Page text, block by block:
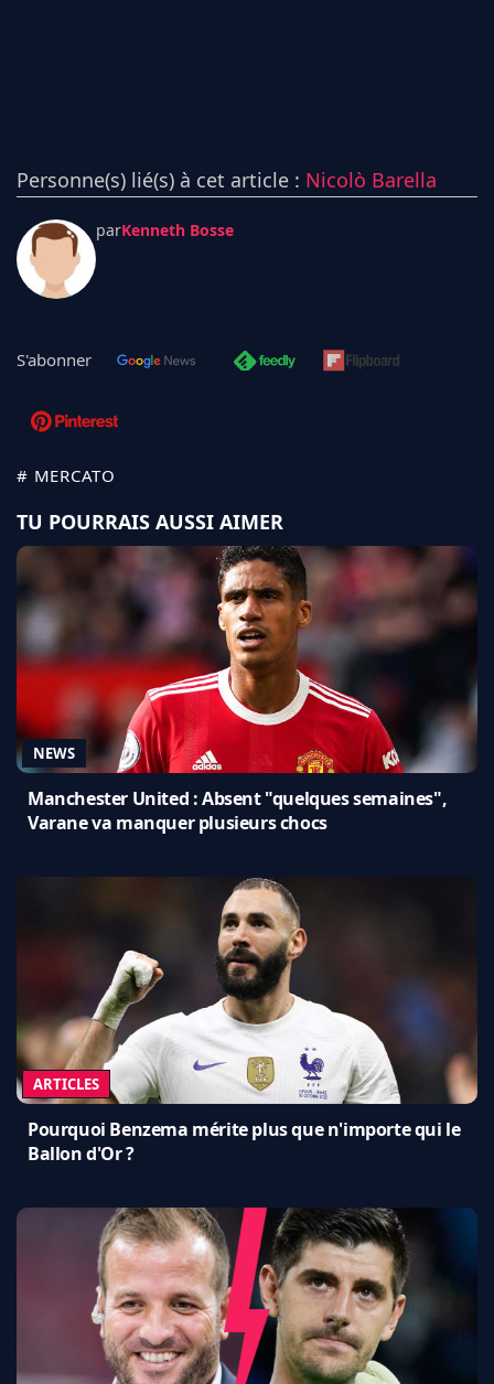
Personne(s) lié(s) à cet article : Nicolò Barella
parKenneth Bosse
S'abonner
# MERCATO
TU POURRAIS AUSSI AIMER
NEWS
Manchester United : Absent "quelques semaines",
Varane va manquer plusieurs chocs
ARTICLES
Pourquoi Benzema mérite plus que n'importe qui le
Ballon d'Or ?